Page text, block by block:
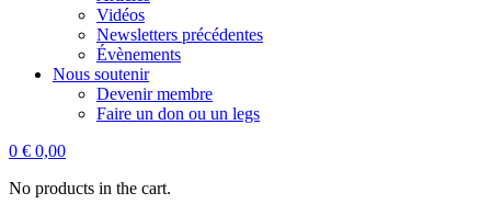
Vidéos
Newsletters précédentes
Évènements
Nous soutenir
Devenir membre
Faire un don ou un legs
0 € 0,00
No products in the cart.